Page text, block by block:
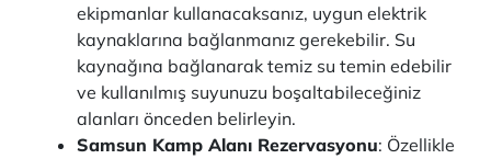
ekipmanlar kullanacaksanız, uygun elektrik
kaynaklarına bağlanmanız gerekebilir. Su
kaynağına bağlanarak temiz su temin edebilir
ve kullanılmış suyunuzu boşaltabileceğiniz
alanları önceden belirleyin.
Samsun Kamp Alanı Rezervasyonu: Özellikle